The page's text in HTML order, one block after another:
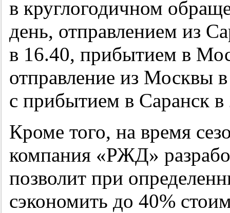
в круглогодичном
день, отправлением из
в 16.40, прибытием в
отправление из Москвы
с прибытием в Саранск в
Кроме того, на время
компания «РЖД»
позволит при
сэкономить до 40%